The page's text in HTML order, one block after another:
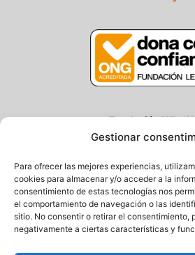
Gestionar
Para ofrecer las mejores experiencias,
cookies para almacenar y/o acceder a la
consentimiento de estas tecnologías nos
el comportamiento de navegación o las
sitio. No consentir o retirar el consentimiento,
negativamente a ciertas características y
Fundación Why
Centro/Txoko: Particular de
20013 Donostia –
Tel.: (+34) 943 058 694 /
Email: